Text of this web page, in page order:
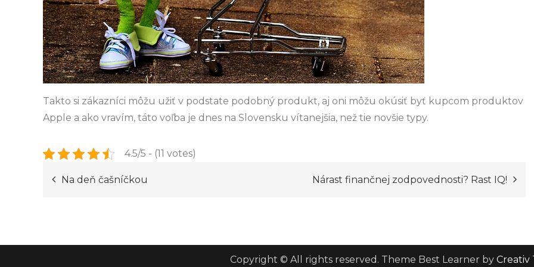
Takto si zákazníci môžu užiť v podstate podobný produkt, aj oni môžu okúsiť byť kupcom produktov
Apple a ako vravím, táto voľba je dnes na Slovensku vítanejšia, než tie novšie typy.
4.5/5 - (11 votes)
Post
Na deň čašníčkou Nárast finančnej zodpovednosti? Rast IQ!
Copyright © All rights reserved. Theme Best Learner by Creativ